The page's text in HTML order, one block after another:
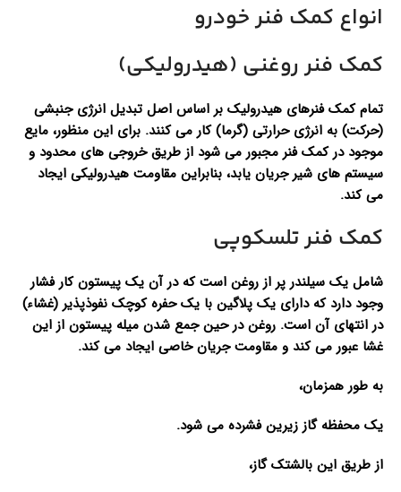
انواع کمک فنر خودرو
کمک فنر روغنی (هیدرولیکی)
تمام کمک فنرهای هیدرولیک بر اساس اصل تبدیل انرژی جنبشی
(حرکت) به انرژی حرارتی (گرما) کار می کنند. برای این منظور، مایع
موجود در کمک فنر مجبور می شود از طریق خروجی های محدود و
سیستم های شیر جریان یابد، بنابراین مقاومت هیدرولیکی ایجاد
می کند.
کمک فنر تلسکوپی
شامل یک سیلندر پر از روغن است که در آن یک پیستون کار فشار
وجود دارد که دارای یک پلاگین با یک حفره کوچک نفوذپذیر (غشاء)
در انتهای آن است. روغن در حین جمع شدن میله پیستون از این
غشا عبور می کند و مقاومت جریان خاصی ایجاد می کند.
به طور همزمان،
یک محفظه گاز زیرین فشرده می شود.
از طریق این بالشتک گاز،